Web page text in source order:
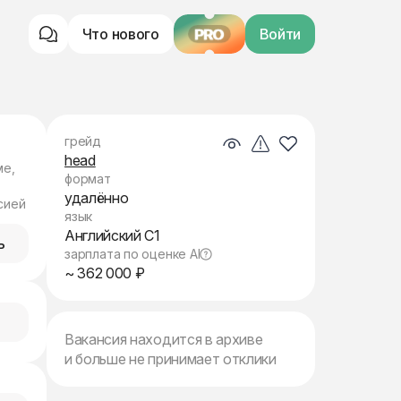
Что нового PRO Войти
грейд
head
формат
удалённо
язык
Английский C1
зарплата по оценке AI
~ 362 000 ₽
Вакансия находится в архиве
и больше не принимает отклики